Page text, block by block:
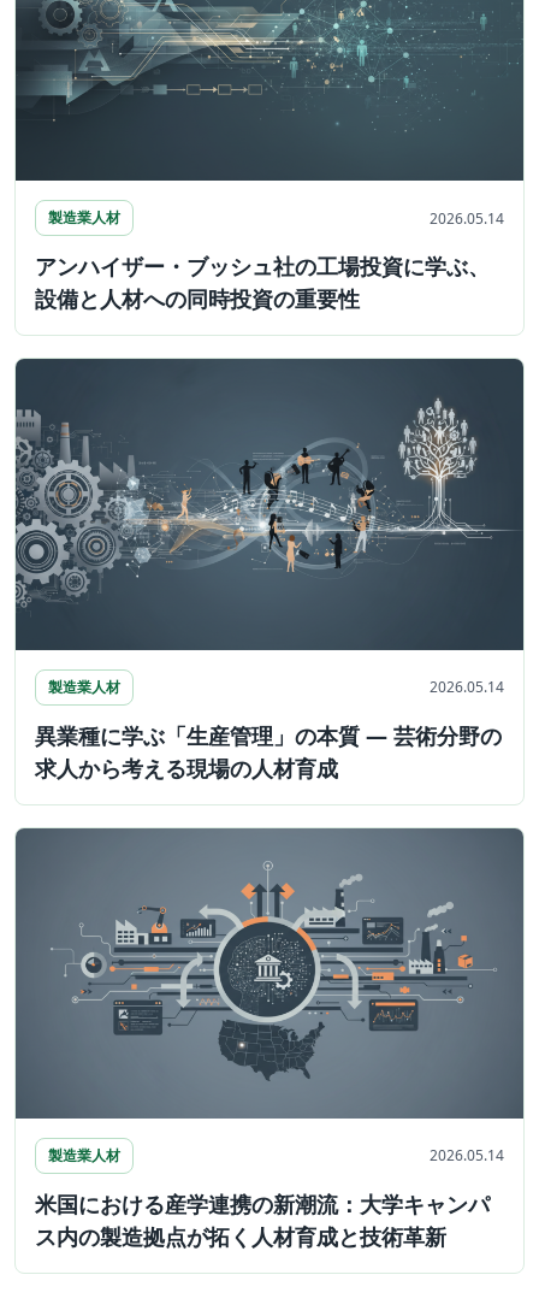
製造業人材 2026.05.14
アンハイザー・ブッシュ社の工場投資に学ぶ、
設備と人材への同時投資の重要性
製造業人材 2026.05.14
異業種に学ぶ「生産管理」の本質 ― 芸術分野の
求人から考える現場の人材育成
製造業人材 2026.05.14
米国における産学連携の新潮流：大学キャンパ
ス内の製造拠点が拓く人材育成と技術革新